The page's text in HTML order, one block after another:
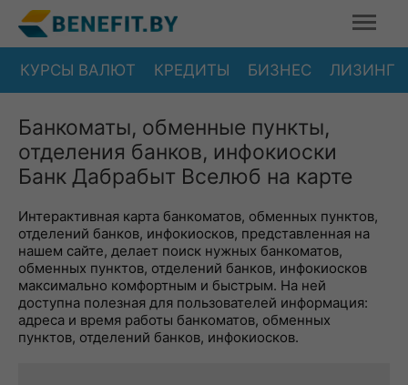
КУРСЫ ВАЛЮТ КРЕДИТЫ БИЗНЕС ЛИЗИНГ
Банкоматы, обменные пункты,
отделения банков, инфокиоски
Банк Дабрабыт Вселюб на карте
Интерактивная карта банкоматов, обменных пунктов,
отделений банков, инфокиосков, представленная на
нашем сайте, делает поиск нужных банкоматов,
обменных пунктов, отделений банков, инфокиосков
максимально комфортным и быстрым. На ней
доступна полезная для пользователей информация:
адреса и время работы банкоматов, обменных
пунктов, отделений банков, инфокиосков.